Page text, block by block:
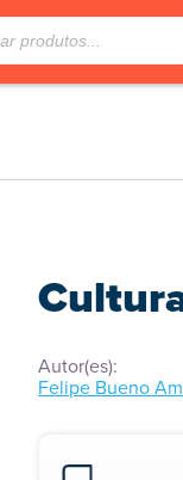
Autor(es):
Felipe Bueno